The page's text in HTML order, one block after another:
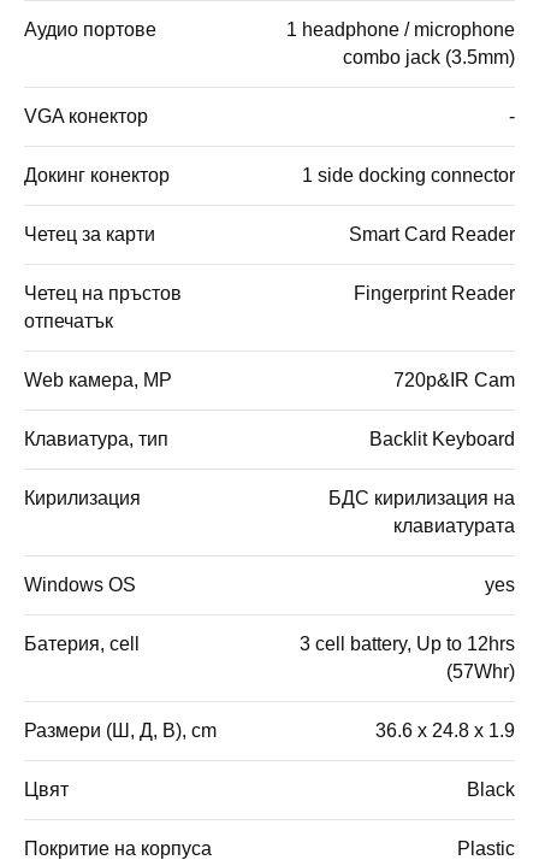
Аудио портове
1 headphone / microphone
combo jack (3.5mm)
VGA конектор -
Докинг конектор 1 side docking connector
Четец за карти Smart Card Reader
Четец на пръстов
отпечатък
Fingerprint Reader
Web камера, MP 720p&IR Cam
Клавиатура, тип Backlit Keyboard
Кирилизация
БДС кирилизация на
клавиатурата
Windows OS yes
Батерия, cell
3 cell battery, Up to 12hrs
(57Whr)
Размери (Ш, Д, В), cm 36.6 x 24.8 x 1.9
Цвят Black
Покритие на корпуса Plastic